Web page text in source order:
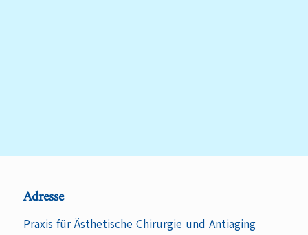
Adresse
Praxis für Ästhetische Chirurgie und Antiaging